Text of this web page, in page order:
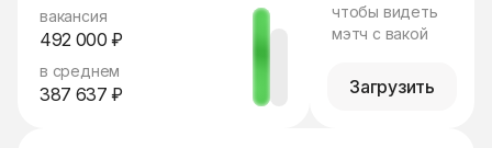
вакансия
492 000 ₽
в среднем
387 637 ₽
чтобы видеть
мэтч с вакой
Загрузить